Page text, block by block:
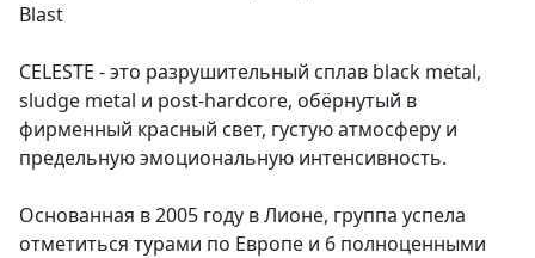
Blast
CELESTE - это разрушительный сплав black metal,
sludge metal и post-hardcore, обёрнутый в
фирменный красный свет, густую атмосферу и
предельную эмоциональную интенсивность.
Основанная в 2005 году в Лионе, группа успела
отметиться турами по Европе и 6 полноценными